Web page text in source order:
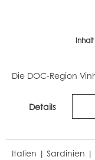
Inhalt
Details
Italien | Sardinien |